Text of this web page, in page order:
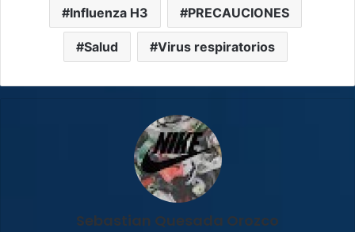
Influenza H3 PRECAUCIONES
Salud Virus respiratorios
Sebastian Quesada Orozco